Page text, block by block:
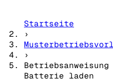
Startseite
›
›
Batterie laden